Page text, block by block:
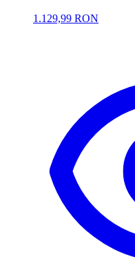
1.129,99 RON